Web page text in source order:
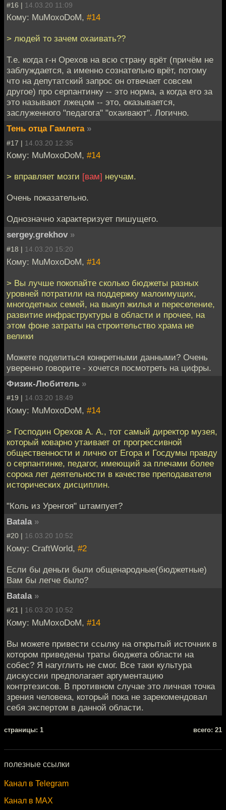
#16 | 14.03.20 11:09
Кому: MuMoxoDoM, #14
> людей то зачем охаивать??
Т.е. когда г-н Орехов на всю страну врёт (причём не
заблуждается, а именно сознательно врёт, потому
что на депутатский запрос он отвечает совсем
другое) про серпантинку -- это норма, а когда его за
это называют лжецом -- это, оказывается,
заслуженного "педагога" "охаивают". Логично.
Тень отца Гамлета »
#17 | 14.03.20 12:35
Кому: MuMoxoDoM, #14
> вправляет мозги [вам] неучам.
Очень показательно.
Однозначно характеризует пишущего.
sergey.grekhov »
#18 | 14.03.20 15:20
Кому: MuMoxoDoM, #14
> Вы лучше покопайте сколько бюджеты разных
уровней потратили на поддержку малоимущих,
многодетных семей, на выкуп жилья и переселение,
развитие инфраструктуры в области и прочее, на
этом фоне затраты на строительство храма не
велики
Можете поделиться конкретными данными? Очень
уверенно говорите - хочется посмотреть на цифры.
Физик-Любитель »
#19 | 14.03.20 18:49
Кому: MuMoxoDoM, #14
> Господин Орехов А. А., тот самый директор музея,
который коварно утаивает от прогрессивной
общественности и лично от Егора и Госдумы правду
о серпантинке, педагог, имеющий за плечами более
сорока лет деятельности в качестве преподавателя
исторических дисциплин.
"Коль из Уренгоя" штампует?
Batala »
#20 | 16.03.20 10:52
Кому: CraftWorld, #2
Если бы деньги были общенародные(бюджетные)
Вам бы легче было?
Batala »
#21 | 16.03.20 10:52
Кому: MuMoxoDoM, #14
Вы можете привести ссылку на открытый источник в
котором приведены траты бюджета области на
собес? Я нагуглить не смог. Все таки культура
дискуссии предполагает аргументацию
контртезисов. В противном случае это личная точка
зрения человека, который пока не зарекомендовал
себя экспертом в данной области.
cтраницы: 1 всего: 21
полезные ссылки
Канал в Telegram
Канал в MAX